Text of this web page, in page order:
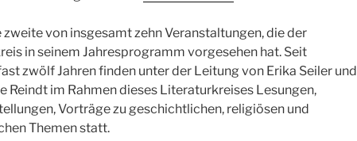
zweite von insgesamt zehn Veranstaltungen, die der
in seinem Jahresprogramm vorgesehen hat. Seit
zwölf Jahren finden unter der Leitung von Erika Seiler und
Reindt im Rahmen dieses Literaturkreises Lesungen,
Vorträge zu geschichtlichen, religiösen und
Themen statt.